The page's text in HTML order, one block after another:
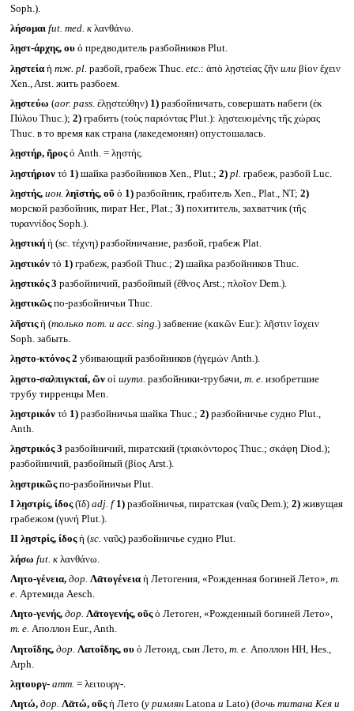
Soph.).
λήσομαι fut. med. кλανθάνω.
λῃστ-άρχης, ουὁ предводитель разбойников Plut.
λῃστεία ἡ тж. pl. разбой, грабеж Thuc. etc. : ἀπὸ λῃστείας ζῆν или βίον ἔχειν
Xen., Arst. жить разбоем.
λῃστεύω (aor. pass. ἐλῃστεύθην) 1)разбойничать, совершать набеги (ἐκ
Πύλου Thuc.); 2)грабить (τοὺς παριόντας Plut.): λῃστευομένης τῆς χώρας
Thuc. в то время как страна (лакедемонян) опустошалась.
λῃστήρ, ῆροςὁ Anth. = λῃστής.
λῃστήριον τό 1)шайка разбойников Xen., Plut.; 2) pl. грабеж, разбой Luc.
λῃστής, ион. ληϊστής, οῦὁ 1)разбойник, грабитель Xen., Plat., NT; 2)
морской разбойник, пират Her., Plat.; 3)похититель, захватчик (τῆς
τυραννίδος Soph.).
λῃστική ἡ (sc. τέχνη) разбойничание, разбой, грабеж Plat.
λῃστικόν τό 1)грабеж, разбой Thuc.; 2)шайка разбойников Thuc.
λῃστικός 3 разбойничий, разбойный (ἔθνος Arst.; πλοῖον Dem.).
λῃστικῶςпо-разбойничьи Thuc.
λῆστιςἡ (только nom. и acc. sing.) забвение (κακῶν Eur.): λῆστιν ἴσχειν
Soph. забыть.
λῃστο-κτόνος 2 убивающий разбойников (ἡγεμών Anth.).
λῃστο-σαλπιγκταί, ῶνοἱ шутл. разбойники-трубачи, т. е. изобретшие
трубу тирренцы Men.
λῃστρικόν τό 1)разбойничья шайка Thuc.; 2)разбойничье судно Plut.,
Anth.
λῃστρικός 3 разбойничий, пиратский (τριακόντορος Thuc.; σκάφη Diod.);
разбойничий, разбойный (βίος Arst.).
λῃστρικῶςпо-разбойничьи Plut.
I λῃστρίς, ίδος(ῐδ) adj. f 1)разбойничья, пиратская (ναῦς Dem.); 2)живущая
грабежом (γυνή Plut.).
II λῃστρίς, ίδοςἡ (sc. ναῦς) разбойничье судно Plut.
λήσω fut. кλανθάνω.
Λητο-γένεια, дор. Λᾱτογένεια ἡ Летогения, «Рожденная богиней Лето»,т.
е. Артемида Aesch.
Λητο-γενής, дор. Λᾱτογενής, οῦςὁ Летоген, «Рожденный богиней Лето»,
т. е. Аполлон Eur., Anth.
Λητοΐδης, дор. Λατοΐδης, ουὁ Летоид, сын Лето, т. е. Аполлон HH, Hes.,
Arph.
λῃτουργ- атт. = λειτουργ-.
Λητώ, дор. Λᾱτώ, οῦςἡ Лето (у римлянLatona и Lato) (дочь титана Кея и